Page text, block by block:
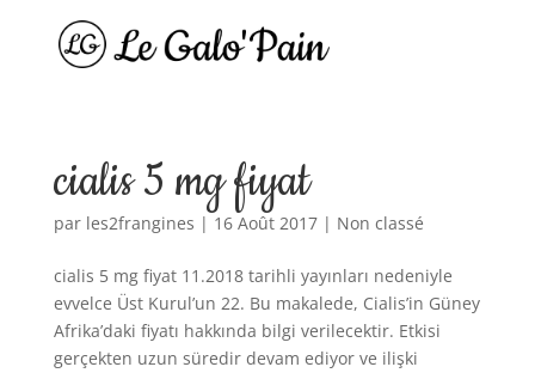
cialis 5 mg fiyat
par les2frangines | 16 Août 2017| Non classé
cialis 5 mg fiyat 11.2018 tarihli yayınları nedeniyle
evvelce Üst Kurul’un 22. Bu makalede, Cialis’in Güney
Afrika’daki fiyatı hakkında bilgi verilecektir. Etkisi
gerçekten uzun süredir devam ediyor ve ilişki